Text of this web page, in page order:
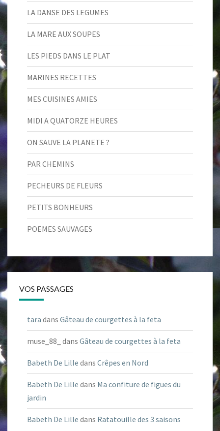
LA DANSE DES LEGUMES
LA MARE AUX SOUPES
LES PIEDS DANS LE PLAT
MARINES RECETTES
MES CUISINES AMIES
MIDI A QUATORZE HEURES
ON SAUVE LA PLANETE ?
PAR CHEMINS
PECHEURS DE FLEURS
PETITS BONHEURS
POEMES SAUVAGES
VOS PASSAGES
tara dans Gâteau de courgettes à la feta
muse_88_ dans Gâteau de courgettes à la feta
Babeth De Lille dans Crêpes en Nord
Babeth De Lille dans Ma confiture de figues du
jardin
Babeth De Lille dans Ratatouille des 3 saisons